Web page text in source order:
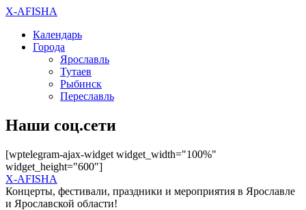
X-AFISHA
Календарь
Города
Ярославль
Тутаев
Рыбинск
Переславль
Наши соц.сети
[wptelegram-ajax-widget widget_width="100%"
widget_height="600"]
X-AFISHA
Концерты, фестивали, праздники и мероприятия в Ярославле
и Ярославской области!